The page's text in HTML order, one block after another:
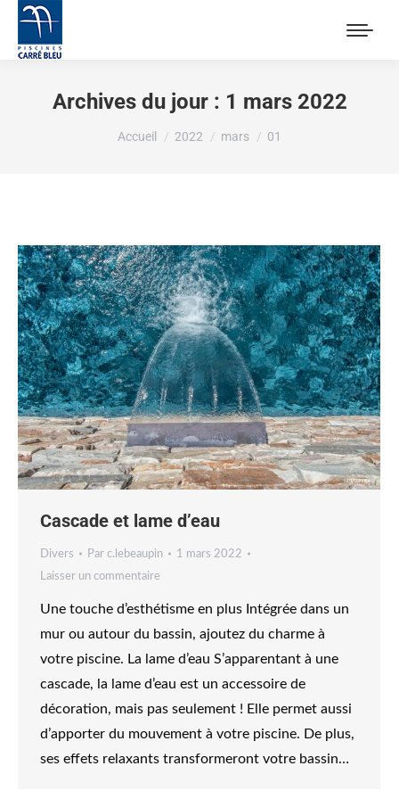
Archives du jour : 1 mars 2022
Vous êtes ici :
Accueil 2022 mars 01
Cascade et lame d’eau
Divers Par c.lebeaupin
1 mars 2022
Laisser un commentaire
Une touche d’esthétisme en plus Intégrée dans un
mur ou autour du bassin, ajoutez du charme à
votre piscine. La lame d’eau S’apparentant à une
cascade, la lame d’eau est un accessoire de
décoration, mais pas seulement ! Elle permet aussi
d’apporter du mouvement à votre piscine. De plus,
ses effets relaxants transformeront votre bassin…